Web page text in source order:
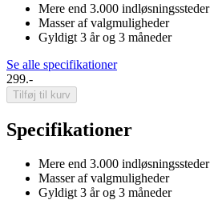
Mere end 3.000 indløsningssteder
Masser af valgmuligheder
Gyldigt 3 år og 3 måneder
Se alle specifikationer
299.-
Tilføj til kurv
Specifikationer
Mere end 3.000 indløsningssteder
Masser af valgmuligheder
Gyldigt 3 år og 3 måneder